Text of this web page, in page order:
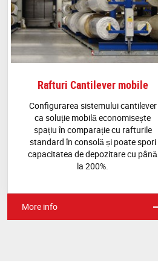
Rafturi Cantilever mobile
Configurarea sistemului cantilever
ca soluție mobilă economisește
spațiu în comparație cu rafturile
standard în consolă și poate spori
capacitatea de depozitare cu până
la 200%.
More info